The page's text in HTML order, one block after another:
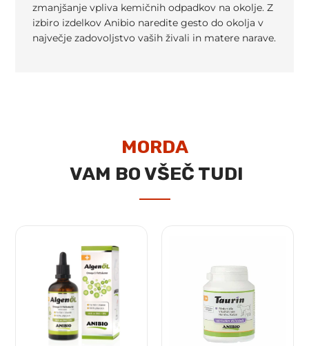
zmanjšanje vpliva kemičnih odpadkov na okolje. Z
izbiro izdelkov Anibio naredite gesto do okolja v
največje zadovoljstvo vaših živali in matere narave.
MORDA
VAM BO VŠEČ TUDI